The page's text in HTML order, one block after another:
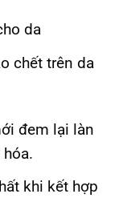
da
chết trên da
đem lại làn
khi kết hợp